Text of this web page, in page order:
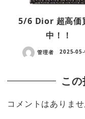
5/6 Dior 超高価
中！！
管理者 2025-05-
こ
コメントはありませ